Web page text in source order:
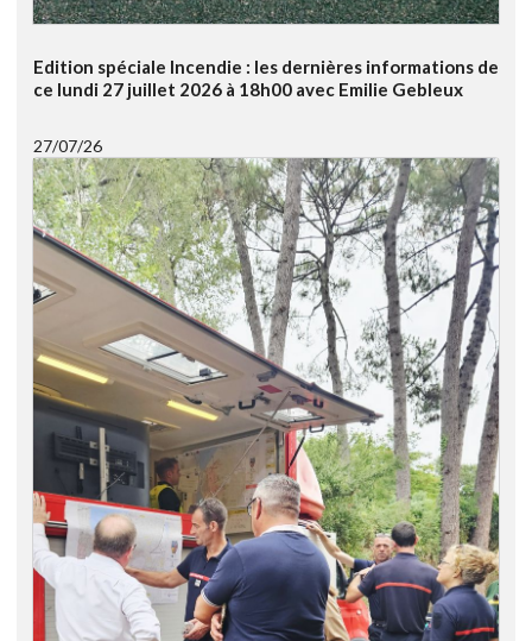
Edition spéciale Incendie : les dernières informations de
ce lundi 27 juillet 2026 à 18h00 avec Emilie Gebleux
27/07/26